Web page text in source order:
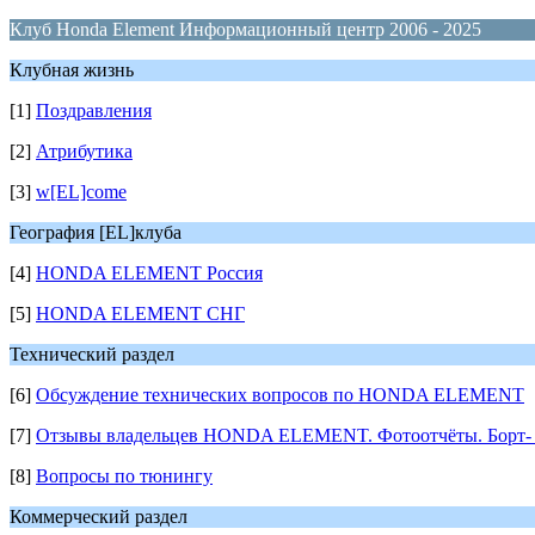
Клуб Honda Element Информационный центр 2006 - 2025
Клубная жизнь
[1] Поздравления
[2] Атрибутика
[3] w[EL]come
География [EL]клуба
[4] HONDA ELEMENT Россия
[5] HONDA ELEMENT СНГ
Технический раздел
[6] Обсуждение технических вопросов по HONDA ELEMENT
[7] Отзывы владельцев HONDA ELEMENT. Фотоотчёты. Борт-
[8] Вопросы по тюнингу
Коммерческий раздел